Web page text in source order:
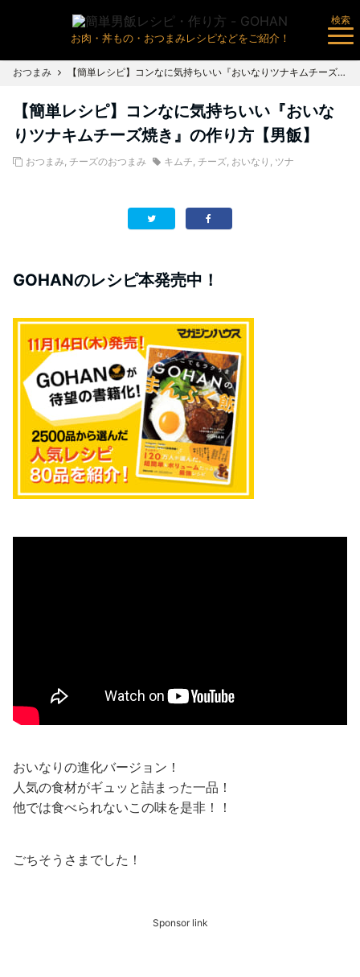
お肉・丼もの・おつまみレシピなどをご紹介！
検索
おつまみ 【簡単レシピ】コンなに気持ちいい『おいなりツナキムチーズ焼き』の作り方【男飯】
【簡単レシピ】コンなに気持ちいい『おいな
りツナキムチーズ焼き』の作り方【男飯】
おつまみ, チーズのおつまみ キムチ, チーズ, おいなり , ツナ
GOHANのレシピ本発売中！
おいなりの進化バージョン！
人気の食材がギュッと詰まった一品！
他では食べられないこの味を是非！！
ごちそうさまでした！
Sponsor link